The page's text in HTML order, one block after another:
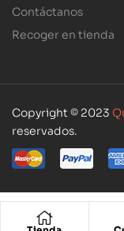
Contáctanos
Recoger en tienda
Copyright © 2023
reservados.